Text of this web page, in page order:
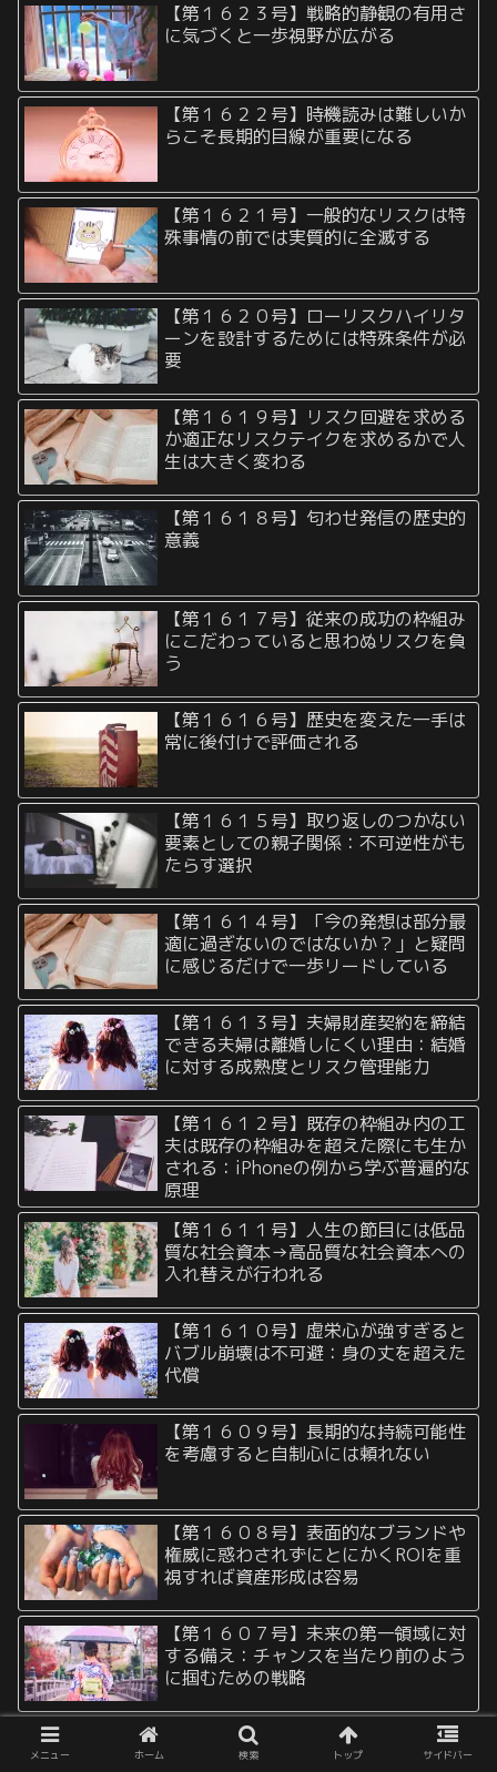
【第１６２３号】戦略的静観の有用さ
に気づくと一歩視野が広がる
【第１６２２号】時機読みは難しいか
らこそ長期的目線が重要になる
【第１６２１号】一般的なリスクは特
殊事情の前では実質的に全滅する
【第１６２０号】ローリスクハイリタ
ーンを設計するためには特殊条件が必
要
【第１６１９号】リスク回避を求める
か適正なリスクテイクを求めるかで人
生は大きく変わる
【第１６１８号】匂わせ発信の歴史的
意義
【第１６１７号】従来の成功の枠組み
にこだわっていると思わぬリスクを負
う
【第１６１６号】歴史を変えた一手は
常に後付けで評価される
【第１６１５号】取り返しのつかない
要素としての親子関係：不可逆性がも
たらす選択
【第１６１４号】「今の発想は部分最
適に過ぎないのではないか？」と疑問
に感じるだけで一歩リードしている
【第１６１３号】夫婦財産契約を締結
できる夫婦は離婚しにくい理由：結婚
に対する成熟度とリスク管理能力
【第１６１２号】既存の枠組み内の工
夫は既存の枠組みを超えた際にも生か
される：iPhoneの例から学ぶ普遍的な
原理
【第１６１１号】人生の節目には低品
質な社会資本→高品質な社会資本への
入れ替えが行われる
【第１６１０号】虚栄心が強すぎると
バブル崩壊は不可避：身の丈を超えた
代償
【第１６０９号】長期的な持続可能性
を考慮すると自制心には頼れない
【第１６０８号】表面的なブランドや
権威に惑わされずにとにかくROIを重
視すれば資産形成は容易
【第１６０７号】未来の第一領域に対
する備え：チャンスを当たり前のよう
に掴むための戦略
【第１６０６号】一般論、定説を無視
する力：自分だけの道を進む
メニュー ホーム 検索 トップ サイドバー